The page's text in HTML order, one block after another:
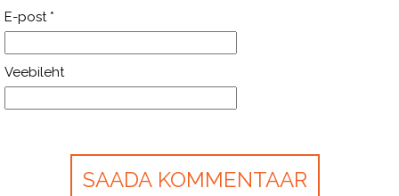
E-post *
Veebileht